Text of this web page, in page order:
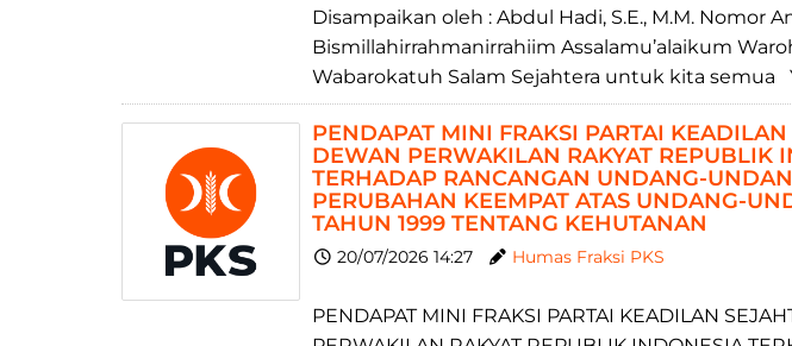
Disampaikan oleh : Abdul Hadi, S.E., M.M. Nomor
Bismillahirrahmanirrahiim Assalamu’alaikum
Wabarokatuh Salam Sejahtera untuk kita semua
PENDAPAT MINI FRAKSI PARTAI KEADILAN
DEWAN PERWAKILAN RAKYAT REPUBLIK
TERHADAP RANCANGAN UNDANG-
PERUBAHAN KEEMPAT ATAS UNDANG-
TAHUN 1999 TENTANG KEHUTANAN
20/07/2026 14:27 Humas Fraksi PKS
PENDAPAT MINI FRAKSI PARTAI KEADILAN